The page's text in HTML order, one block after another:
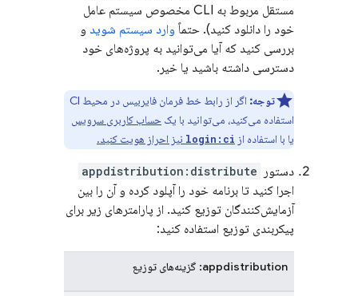
مستقل مربوط به CLI مخصوص سیستم عامل
خود را دانلود کنید). حتماً وارد سیستم شوید و
بررسی کنید که آیا می‌توانید به پروژه‌های خود
دسترسی داشته باشید یا خیر.
توجه:
اگر از رابط خط فرمان فایربیس در محیط CI
استفاده می‌کنید، می‌توانید با یک حساب کاربری سرویس
یا با استفاده از login:ci نیز احراز هویت کنید.
دستور appdistribution:distribute
اجرا کنید تا برنامه خود را آپلود کرده و آن را بین
آزمایش‌کنندگان توزیع کنید. از پارامترهای زیر برای
پیکربندی توزیع استفاده کنید:
appdistribution: گزینه‌های توزیع